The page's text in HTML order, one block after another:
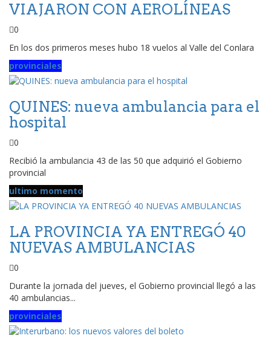
VIAJARON CON AEROLÍNEAS
0
En los dos primeros meses hubo 18 vuelos al Valle del Conlara
provinciales
QUINES: nueva ambulancia para el
hospital
0
Recibió la ambulancia 43 de las 50 que adquirió el Gobierno
provincial
ultimo momento
LA PROVINCIA YA ENTREGÓ 40
NUEVAS AMBULANCIAS
0
Durante la jornada del jueves, el Gobierno provincial llegó a las
40 ambulancias...
provinciales